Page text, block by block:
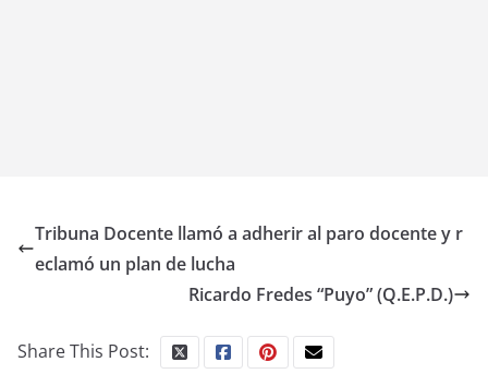
Tribuna Docente llamó a adherir al paro docente y r
eclamó un plan de lucha
Ricardo Fredes “Puyo” (Q.E.P.D.)
Share This Post: